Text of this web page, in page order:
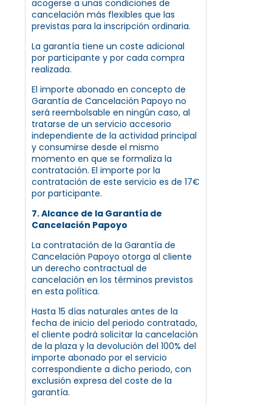
acogerse a unas condiciones de
cancelación más flexibles que las
previstas para la inscripción ordinaria.
La garantía tiene un coste adicional
por participante y por cada compra
realizada.
El importe abonado en concepto de
Garantía de Cancelación Papoyo no
será reembolsable en ningún caso, al
tratarse de un servicio accesorio
independiente de la actividad principal
y consumirse desde el mismo
momento en que se formaliza la
contratación. El importe por la
contratación de este servicio es de 17€
por participante.
7. Alcance de la Garantía de
Cancelación Papoyo
La contratación de la Garantía de
Cancelación Papoyo otorga al cliente
un derecho contractual de
cancelación en los términos previstos
en esta política.
Hasta 15 días naturales antes de la
fecha de inicio del periodo contratado,
el cliente podrá solicitar la cancelación
de la plaza y la devolución del 100% del
importe abonado por el servicio
correspondiente a dicho periodo, con
exclusión expresa del coste de la
garantía.